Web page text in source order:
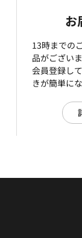
お
13時までの
品がございま
会員登録し
きが簡単に